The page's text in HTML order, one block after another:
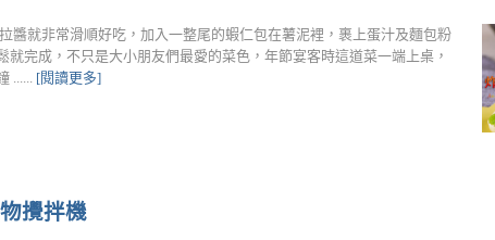
醬就非常滑順好吃，加入一整尾的蝦仁包在薯泥裡，裹上蛋汁及麵包粉
就完成，不只是大小朋友們最愛的菜色，年節宴客時這道菜一端上桌，
...... [閱讀更多]
攪拌機